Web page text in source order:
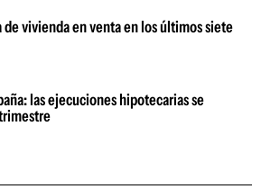
vivienda en venta en los últimos siete
las ejecuciones hipotecarias se